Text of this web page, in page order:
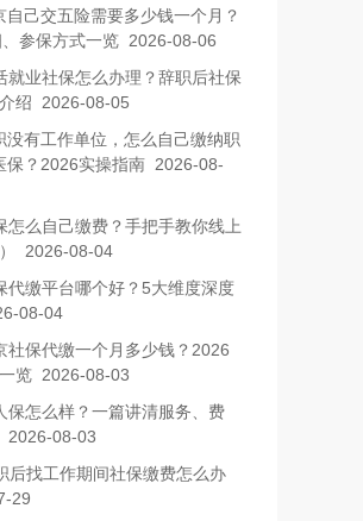
自己交五险需要多少钱一个月？
参保方式一览 2026-08-06
就业社保怎么办理？辞职后社保
绍 2026-08-05
没有工作单位，怎么自己缴纳职
保？2026实操指南 2026-08-
怎么自己缴费？手把手教你线上
2026-08-04
代缴平台哪个好？5大维度深度
08-04
社保代缴一个月多少钱？2026
览 2026-08-03
保怎么样？一篇讲清服务、费
2026-08-03
后找工作期间社保缴费怎么办
29